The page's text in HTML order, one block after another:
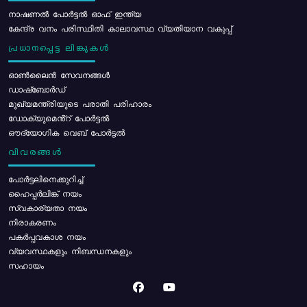
നാഷണൽ പോർട്ടൽ ഓഫ് ഇന്ത്യ
കേന്ദ്ര വനം പരിസ്ഥിതി കാലാവസ്ഥ വ്യതിയാന വകുപ്പ്
പ്രധാനപ്പെട്ട ലിങ്കുകൾ
ഓൺലൈൻ സേവനങ്ങൾ
ഡാഷ്ബോർഡ്
മുഖ്യമന്ത്രിയുടെ പരാതി പരിഹാരം
ഡോക്യുമെൻ്റ് പോർട്ടൽ
ഔദ്യോഗിക വെബ് പോർട്ടൽ
വിവരങ്ങൾ
പോര്‍ട്ടലിനെക്കുറിച്ച്
ഹൈപ്പർലിങ്ക് നയം
സ്വകാര്യതാ നയം
നിരാകരണം
പകർപ്പവകാശ നയം
വ്യവസ്ഥകളും നിബന്ധനകളും
സഹായം